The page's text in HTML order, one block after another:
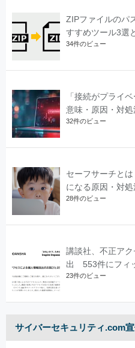
ZIPファイルのパ
すすめツール3選
34件のビュー
「接続がプライ
意味・原因・対
32件のビュー
セーフサーチと
になる原因・対
28件のビュー
講談社、不正ア
出 553件にフィ
23件のビュー
サイバーセキュリティ.com